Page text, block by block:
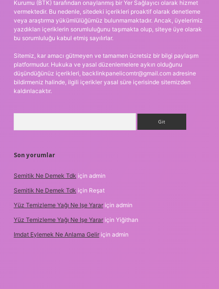
Kurumu (BTK) tarafından onaylanmış bir Yer Sağlayıcı olarak hizmet
vermektedir. Bu nedenle, sitedeki içerikleri proaktif olarak denetleme
veya araştırma yükümlülüğümüz bulunmamaktadır. Ancak, üyelerimiz
yazdıkları içeriklerin sorumluluğunu taşımakta olup, siteye üye olarak
bu sorumluluğu kabul etmiş sayılırlar.
Sitemiz, kar amacı gütmeyen ve tamamen ücretsiz bir bilgi paylaşım
platformudur. Hukuka ve yasal düzenlemelere aykırı olduğunu
düşündüğünüz içerikleri, backlinkpanelicomtr@gmail.com adresine
bildirmeniz halinde, ilgili içerikler yasal süre içerisinde sitemizden
kaldırılacaktır.
Son yorumlar
Semitik Ne Demek Tdk için admin
Semitik Ne Demek Tdk için Reşat
Yüz Temizleme Yağı Ne Işe Yarar için admin
Yüz Temizleme Yağı Ne Işe Yarar için Yiğithan
Imdat Eylemek Ne Anlama Gelir için admin